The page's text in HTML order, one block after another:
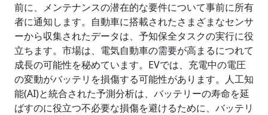
前に、メンテナンスの潜在的な要件について事前に所有
者に通知します。自動車に搭載されたさまざまなセンサ
ーから収集されたデータは、予知保全タスクの実行に役
立ちます。市場は、電気自動車の需要が高まるにつれて
成長の可能性を秘めています。EVでは、充電中の電圧
の変動がバッテリを損傷する可能性があります。人工知
能(AI)と統合された予測分析は、バッテリーの寿命を延
ばすのに役立つ不必要な損傷を避けるために、バッテリ